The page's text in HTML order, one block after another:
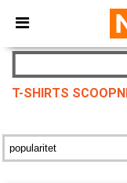
× Ntextil-
Bedre priser i
T-SHIRTS